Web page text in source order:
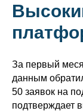
За первый
данным
50 заявок на
подтверждает